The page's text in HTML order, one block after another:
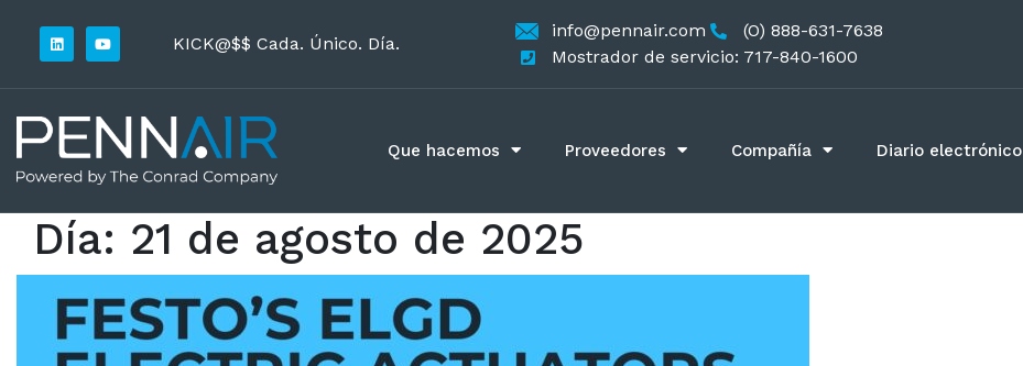
KICK@$$ Cada. Único. Día.
info@pennair.com
(O) 888-631-7638
Mostrador de servicio: 717-840-1600
Que hacemos Proveedores Compañía Diario electrónico
Día: 21 de agosto de 2025